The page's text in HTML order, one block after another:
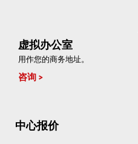
虚拟办公室
用作您的商务地址。
咨询
中心报价